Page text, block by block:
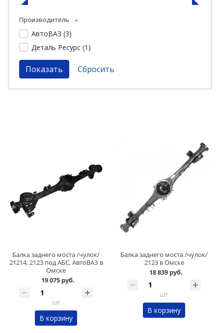
Производитель
АвтоВАЗ (3)
Деталь Ресурс (1 )
Балка заднего моста /чулок/
21214, 2123 под АБС, АвтоВАЗ в
Омске
19 075 руб.
шт
В корзину
Балка заднего моста /чулок/
2123 в Омске
18 839 руб.
шт
В корзину